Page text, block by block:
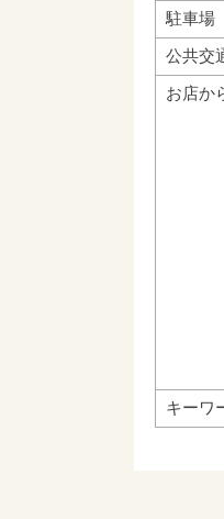
駐車場
公共交
お店か
キーワ